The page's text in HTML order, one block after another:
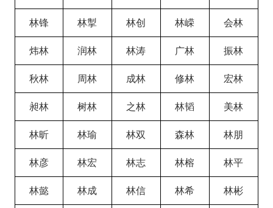
林锋 林掣 林创 林嵘 会林
炜林 润林 林涛 广林 振林
秋林 周林 成林 修林 宏林
昶林 树林 之林 林韬 美林
林昕 林瑜 林双 森林 林朋
林彦 林宏 林志 林榕 林平
林懿 林成 林信 林希 林彬